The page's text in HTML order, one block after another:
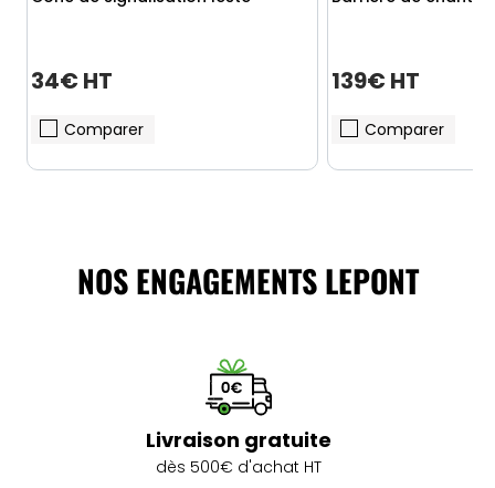
34€ HT
Comparer
139€ HT
Comparer
NOS ENGAGEMENTS LEPONT
Livraison gratuite
dès 500€ d'achat HT